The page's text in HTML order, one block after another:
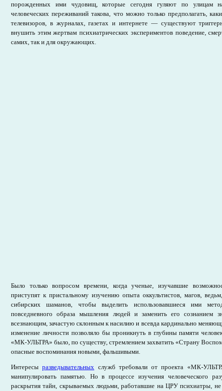
порожденных ими чудовищ, которые сегодня гуляют по улицам
человеческих переживаний такова, что можно только предполагать,
телевизоров, в журналах, газетах и интернете — существуют
внушить этим жертвам психиатрических экспериментов поведение,
самих, так и для окружающих.
Было только вопросом времени, когда ученые, изучавшие
приступят к пристальному изучению опыта оккультистов, магов,
сибирских шаманов, чтобы выделить использовавшиеся ими
повседневного образа мышления людей и заменить его сознанием
всезнающим, зачастую склонным к насилию и всевда кардинально
изменение личности позволяло бы проникнуть в глубины памяти
«МК-УЛЬТРА» было, по существу, стремлением захватить «Страну
опасные воспоминания новыми, фальшивыми.
Интересыразведывательных служб требовали от проекта «МК-
манипулировать памятью. Но в процессе изучения человеческого
раскрытия тайн, скрываемых людьми, работавшие на ЦРУ психиатры, не